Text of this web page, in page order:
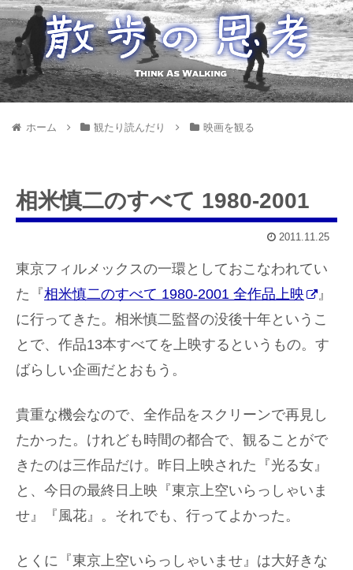
ホーム 観たり読んだり 映画を観る
相米慎二のすべて 1980-2001
2011.11.25
東京フィルメックスの一環としておこなわれてい
た『相米慎二のすべて 1980-2001 全作品上映
』
に行ってきた。相米慎二監督の没後十年というこ
とで、作品13本すべてを上映するというもの。す
ばらしい企画だとおもう。
貴重な機会なので、全作品をスクリーンで再見し
たかった。けれども時間の都合で、観ることがで
きたのは三作品だけ。昨日上映された『光る女』
と、今日の最終日上映『東京上空いらっしゃいま
せ』『風花』。それでも、行ってよかった。
とくに『東京上空いらっしゃいませ』は大好きな